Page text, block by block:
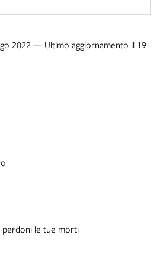
perdoni le tue morti
2022 — Ultimo aggiornamento il 19